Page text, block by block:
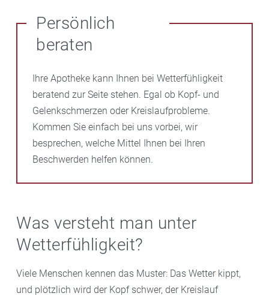
Persönlich
beraten
Ihre Apotheke kann Ihnen bei Wetterfühligkeit
beratend zur Seite stehen. Egal ob Kopf- und
Gelenkschmerzen oder Kreislaufprobleme.
Kommen Sie einfach bei uns vorbei, wir
besprechen, welche Mittel Ihnen bei Ihren
Beschwerden helfen können.
Was versteht man unter
Wetterfühligkeit?
Viele Menschen kennen das Muster: Das Wetter kippt,
und plötzlich wird der Kopf schwer, der Kreislauf